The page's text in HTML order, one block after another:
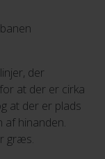
der
at der er cirka
at der er plads
af hinanden.
græs.